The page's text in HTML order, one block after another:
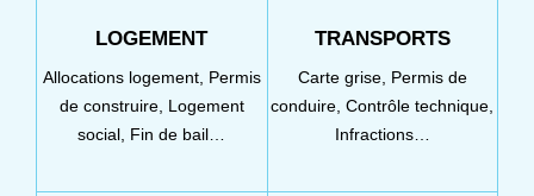
LOGEMENT
Allocations logement, Permis
de construire, Logement
social, Fin de bail…
TRANSPORTS
Carte grise, Permis de
conduire,Contrôle technique,
Infractions…